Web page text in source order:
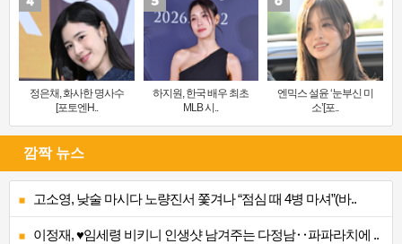
정은채, 화사한 명사수
[포토엔H..
하지원, 한국 배우 최초
MLB 시..
엔믹스 설윤 ‘눈부신 미
소’[포..
깜짝 뉴스
고소영, 낮술 마시다 노량진서 쫓겨나 “점심 때 4병 마셔”(바..
이정재, ♥임세령 비키니 인생샷 남겨주는 다정남‥파파라치에 ..